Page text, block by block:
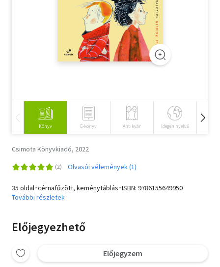
Tankönyv, segédkönyv
Társadalomtudomány
Történelem
Könyv E-könyv Antikvár Idegen nyelvű
Csimota Könyvkiadó, 2022
Olvasói vélemények (1)
35 oldal･cérnafűzött, keménytáblás･ISBN: 9786155649950
További részletek
Előjegyezhető
Előjegyzem